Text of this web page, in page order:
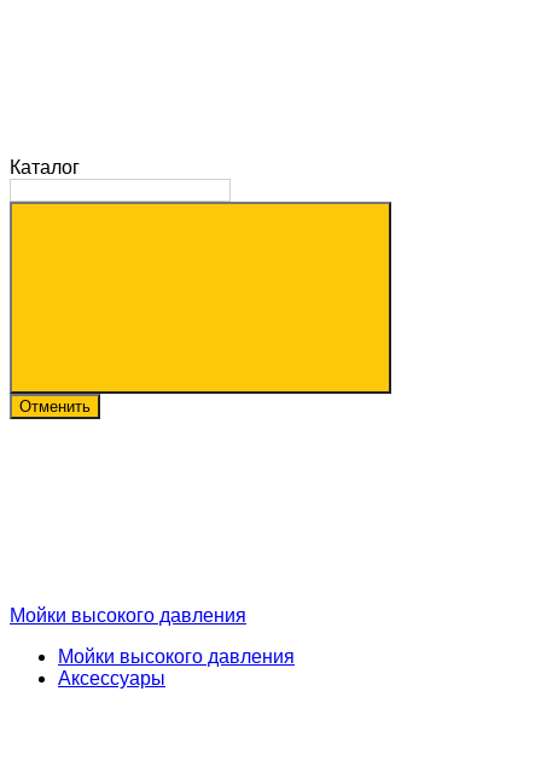
Каталог
Отменить
Мойки высокого давления
Мойки высокого давления
Аксессуары